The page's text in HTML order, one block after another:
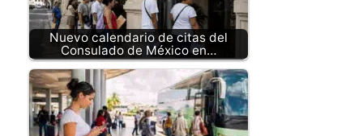
Nuevo calendario de citas del
Consulado de México en…